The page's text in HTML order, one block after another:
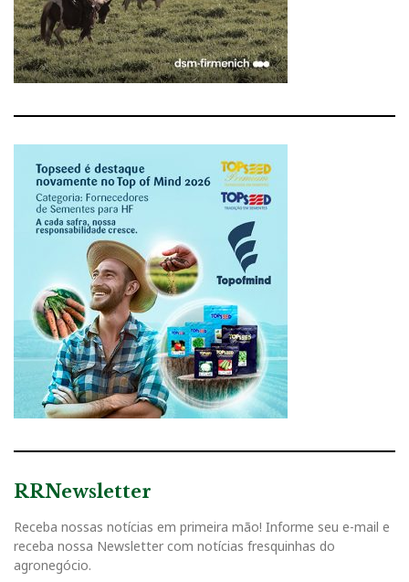
RRNewsletter
Receba nossas notícias em primeira mão! Informe seu e-mail e
receba nossa Newsletter com notícias fresquinhas do
agronegócio.